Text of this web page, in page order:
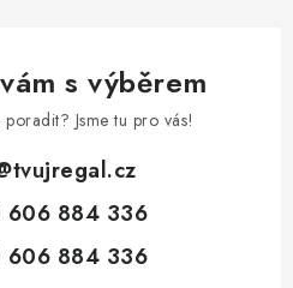
s výběrem
Jsme tu pro vás!
tvujregal.cz
606 884 336
606 884 336